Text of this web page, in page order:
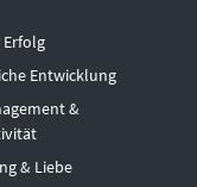
Entwicklung
&
& Liebe